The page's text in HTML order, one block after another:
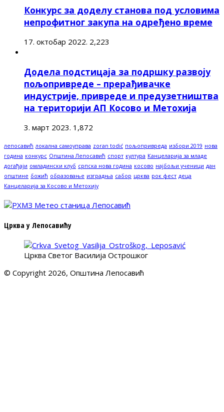
Конкурс за доделу станова под условима
непрофитног закупа на одређено време
17. октобар 2022. 2,223
Додела подстицаја за подршку развоју
пољопривреде – прерађивачке
индустрије, привреде и предузетништва
на територији АП Косово и Метохија
3. март 2023. 1,872
лепосавић локална самоуправа zoran todić пољопривреда избори 2019 нова
година конкурс Општина Лепосавић спорт култура Канцеларија за младе
догађаји омладински клуб српска нова година косово најбољи ученици дан
општине божић образовање изградња сабор црква рок фест деца
Канцеларија за Косово и Метохију
Црква у Лепосавићу
Црква Светог Василија Острошког
© Copyright 2026, Општина Лепосавић